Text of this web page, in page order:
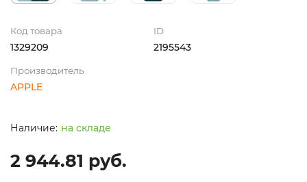
Код товара
1329209
ID
2195543
Производитель
APPLE
на складе
2 944.81 руб.